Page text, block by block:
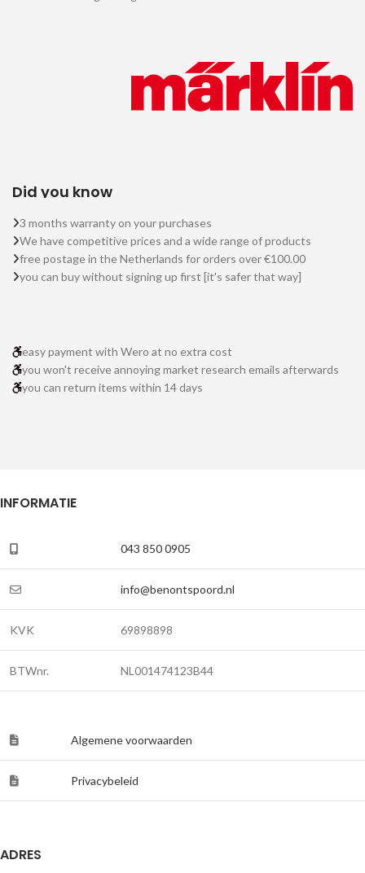
Did you know
3 months warranty on your purchases
We have competitive prices and a wide range of products
free postage in the Netherlands for orders over €100.00
you can buy without signing up first [it's safer that way]
easy payment with Wero at no extra cost
you won't receive annoying market research emails afterwards
you can return items within 14 days
INFORMATIE
043 850 0905
info@benontspoord.nl
KVK 69898898
BTWnr. NL001474123B44
Algemene voorwaarden
Privacybeleid
ADRES